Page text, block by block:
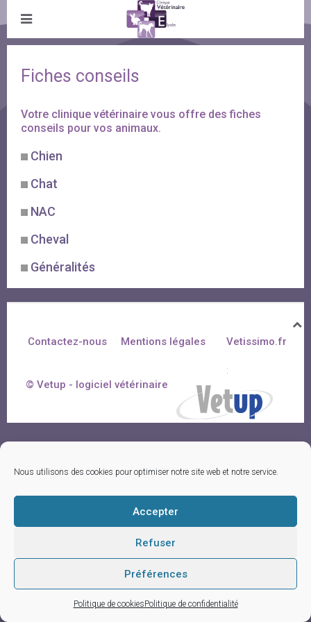
Nous utilisons des cookies pour optimiser notre site web et notre service.
Accepter
Refuser
Préférences
Politique de cookiesPolitique de confidentialité
Fiches conseils
Votre clinique vétérinaire vous offre des fiches
conseils pour vos animaux.
Chien
Chat
NAC
Cheval
Généralités
Contactez-nous Mentions légales Vetissimo.fr
:
© Vetup - logiciel vétérinaire